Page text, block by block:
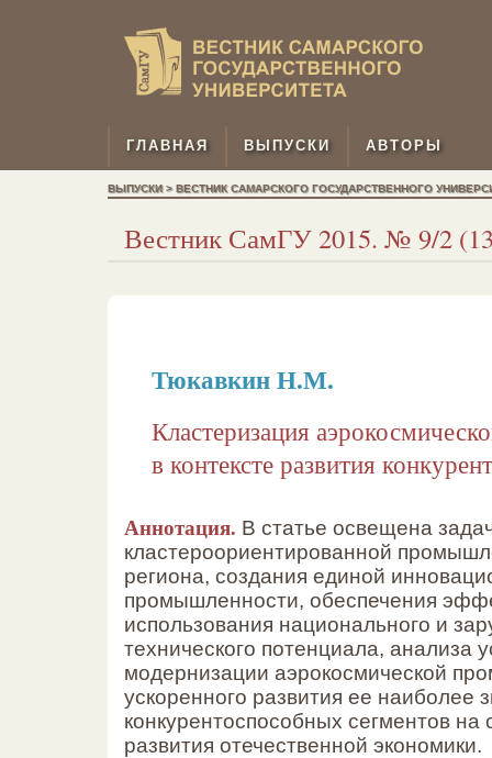
ГЛАВНАЯ ВЫПУСКИ АВТОРЫ
ВЫПУСКИ > ВЕСТНИК САМАРСКОГО ГОСУДАРСТВЕННОГО
Вестник СамГУ 2015. № 9/2
Тюкавкин Н.М.
Кластеризация
в контексте развития
Аннотация. В статье освещена
кластероориентированной
региона, создания единой
промышленности, обеспечения
использования национального и
технического потенциала, анализа
модернизации аэрокосмической
ускоренного развития ее наиболее
конкурентоспособных сегментов
развития отечественной экономики.